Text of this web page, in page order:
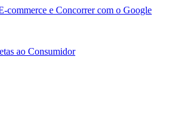
commerce e Concorrer com o Google
ao Consumidor